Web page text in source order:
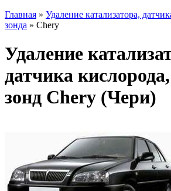
Главная » Удаление катализатора,
зонда » Chery
Удаление
датчика
зонд Chery (Чери)